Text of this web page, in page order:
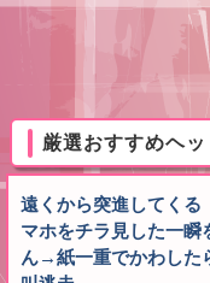
厳選おすすめヘ
遠くから突進してく
マホをチラ見した一瞬
ん→紙一重でかわした